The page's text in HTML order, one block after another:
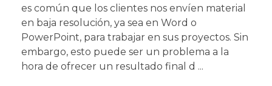
es común que los clientes nos envíen material
en baja resolución, ya sea en Word o
PowerPoint, para trabajar en sus proyectos. Sin
embargo, esto puede ser un problema a la
hora de ofrecer un resultado final d ...